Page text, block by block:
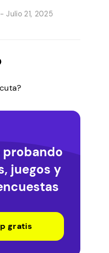
Julio 21, 2025
probando
juegos y
gratis